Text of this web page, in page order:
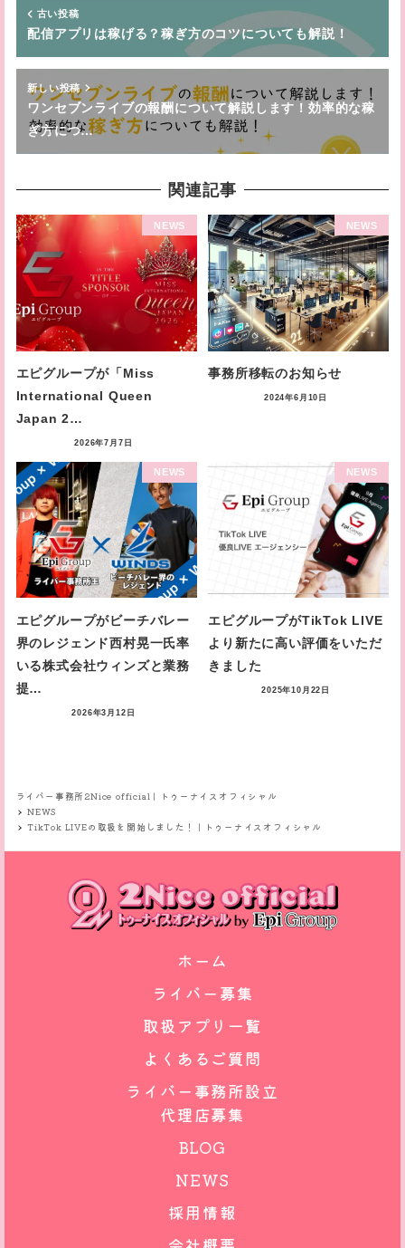
古い投稿
配信アプリは稼げる？稼ぎ方のコツについても解説！
新しい投稿
ワンセブンライブの報酬について解説します！効率的な稼
ぎ方につ…
関連記事
NEWS
エピグループが「Miss
International Queen
Japan 2…
2026年7月7日
NEWS
事務所移転のお知らせ
2024年6月10日
NEWS
エピグループがビーチバレー
界のレジェンド西村晃一氏率
いる株式会社ウィンズと業務
提…
2026年3月12日
NEWS
エピグループがTikTok LIVE
より新たに高い評価をいただ
きました
2025年10月22日
ライバー事務所2Nice official｜トゥーナイスオフィシャル
NEWS
TikTok LIVEの取扱を開始しました！｜トゥーナイスオフィシャル
ホーム
ライバー募集
よくあるご質問
BLOG
NEWS
取扱アプリ一覧
採用情報
ライバー事務所設立
代理店募集